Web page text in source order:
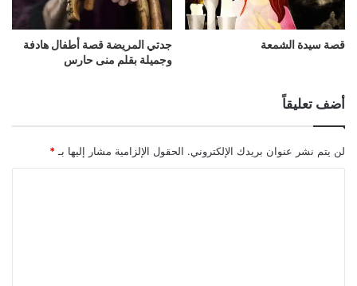
قصة سيدة الشمعة
جدتي المريضة قصة أطفال هادفة
وجميلة بقلم منى حارس
أضف تعليقاً
لن يتم نشر عنوان بريدك الإلكتروني. الحقول الإلزامية مشار إليها بـ *